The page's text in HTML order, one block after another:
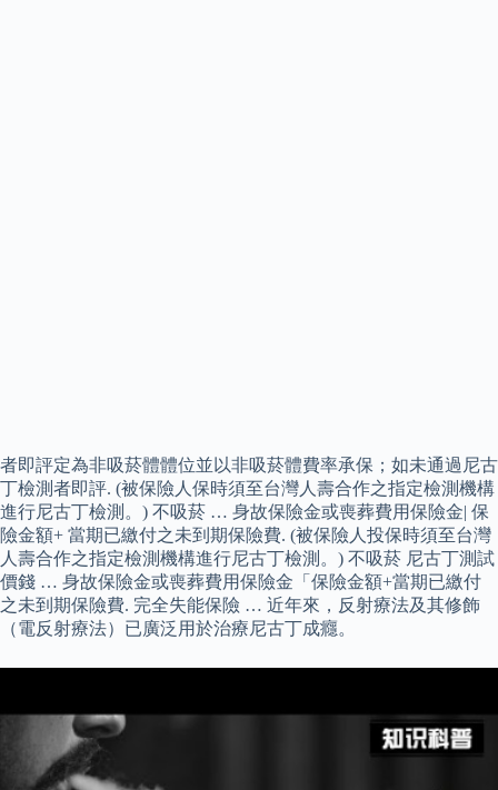
者即評定為非吸菸體體位並以非吸菸體費率承保；如未通過尼古
丁檢測者即評. (被保險人保時須至台灣人壽合作之指定檢測機構
進行尼古丁檢測。) 不吸菸 … 身故保險金或喪葬費用保險金| 保
險金額+ 當期已繳付之未到期保險費. (被保險人投保時須至台灣
人壽合作之指定檢測機構進行尼古丁檢測。) 不吸菸 尼古丁測試
價錢 … 身故保險金或喪葬費用保險金「保險金額+當期已繳付
之未到期保險費. 完全失能保險 … 近年來，反射療法及其修飾
（電反射療法）已廣泛用於治療尼古丁成癮。